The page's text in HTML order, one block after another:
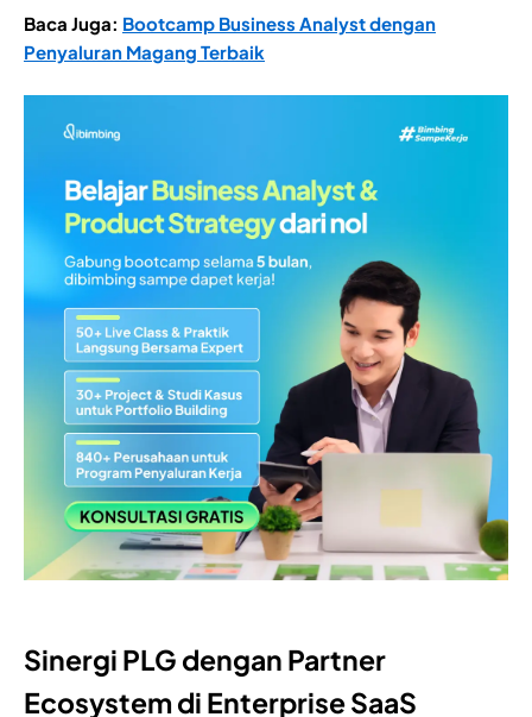
Baca Juga: Bootcamp Business Analyst dengan
Penyaluran Magang Terbaik
Sinergi PLG dengan Partner
Ecosystem di Enterprise SaaS